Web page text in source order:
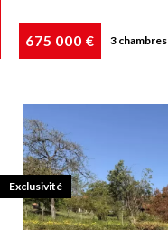
675 000 € 3 chambres
Exclusivité